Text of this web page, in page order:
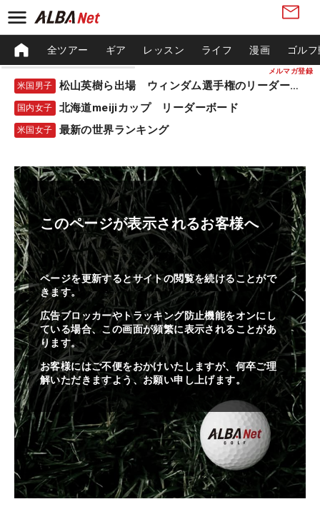
メルマガ登録
全ツアー ギア レッスン ライフ 漫画 ゴル
米国男子 松山英樹ら出場 ウィンダム選手権のリーダーボード
国内女子 北海道meijiカップ リーダーボード
米国女子 最新の世界ランキング
このページが表示されるお客様へ
ページを更新するとサイトの閲覧を続けることがで
きます。
広告ブロッカーやトラッキング防止機能をオンにし
ている場合、この画面が頻繁に表示されることがあ
ります。
お客様にはご不便をおかけいたしますが、何卒ご理
解いただきますよう、お願い申し上げます。